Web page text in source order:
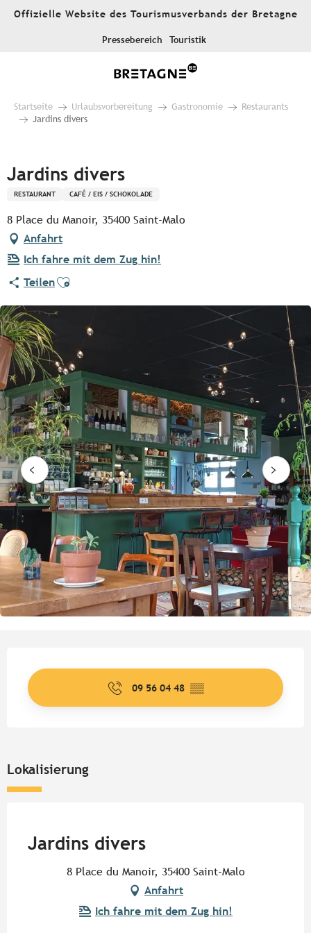
AllerOffizielle Website des Tourismusverbands der Bretagne
Pressebereich Touristik
Startseite Urlaubsvorbereitung Gastronomie
Restaurants
Jardins divers
Jardins divers
RESTAURANT CAFÉ / EIS / SCHOKOLADE
8 Place du Manoir, 35400 Saint-Malo
Anfahrt
Ich fahre mit dem Zug hin!
TeilenAjouter aux favoris
09 56 04 48 ▒▒
Lokalisierung
Jardins divers
8 Place du Manoir, 35400 Saint-Malo
Anfahrt
Ich fahre mit dem Zug hin!